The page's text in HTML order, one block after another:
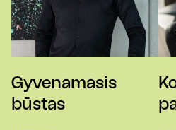
Gyvenamasis
būstas